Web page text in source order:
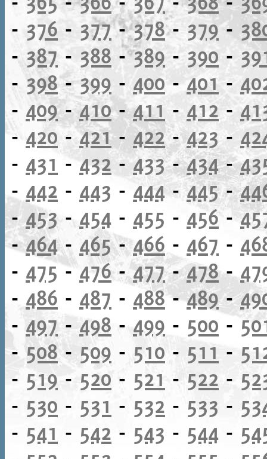
- 376 - 377-378- 379-
- 387 - 388 -389- 390 -
- 398-399 - 400-401 -
- 409-410-411 - 412 -
- 420 -421-422-423-
- 431 -432 -433-434-
- 442 - 443 - 444-445-
-453- 454 - 455 - 456-
-464- 465-466 - 467 -
- 475-476-477-478-
- 486 - 487 - 488-489-
- 497 -498 - 499 - 500 -
-508- 509 - 510- 511 -
- 519 - 520 - 521 - 522 -
- 530 - 531 - 532 - 533 -
- 541 - 542 - 543 - 544 -